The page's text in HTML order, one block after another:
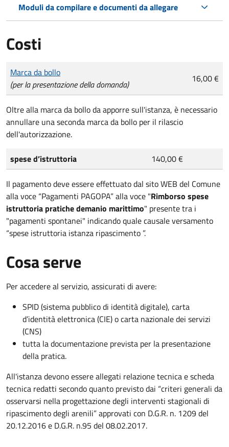
Moduli da compilare e documenti da allegare
Costi
Tipo di pagamento
Importo
Marca da bollo
(per la presentazione della domanda)
16,00 €
Oltre alla marca da bollo da apporre sull'istanza, è necessario
annullare una seconda marca da bollo per il rilascio
dell'autorizzazione.
spese d’istruttoria
140,00 €
Il pagamento deve essere effettuato dal sito WEB del Comune
alla voce “Pagamenti PAGOPA” alla voce "Rimborso spese
istruttoria pratiche demanio marittimo" presente tra i
"pagamenti spontanei" indicando quale causale versamento
“spese istruttoria istanza ripascimento ”.
Cosa serve
Per accedere al servizio, assicurati di avere:
SPID (sistema pubblico di identità digitale), carta
d’identità elettronica (CIE) o carta nazionale dei servizi
(CNS)
tutta la documentazione prevista per la presentazione
della pratica.
All'istanza devono essere allegati relazione tecnica e scheda
tecnica redatti secondo quanto previsto dai “criteri generali da
osservarsi nella progettazione degli interventi stagionali di
ripascimento degli arenili” approvati con D.G.R. n. 1209 del
20.12.2016 e D.G.R. n.95 del 08.02.2017.